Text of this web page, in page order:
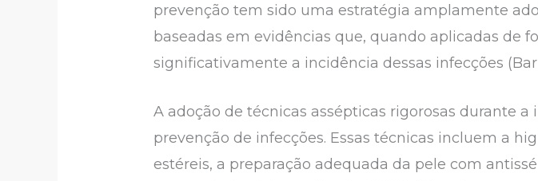
prevenção tem sido uma estratégia amplamente
baseadas em evidências que, quando aplicadas de
significativamente a incidência dessas infecções
A adoção de técnicas assépticas rigorosas durante
prevenção de infecções. Essas técnicas incluem a
estéreis, a preparação adequada da pele com